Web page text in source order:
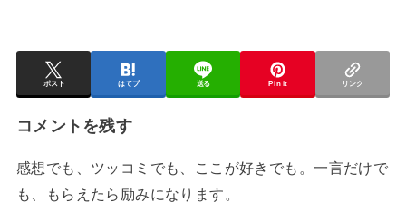
ポスト はてブ 送る Pin it リンク
コメントを残す
感想でも、ツッコミでも、ここが好きでも。一言だけで
も、もらえたら励みになります。